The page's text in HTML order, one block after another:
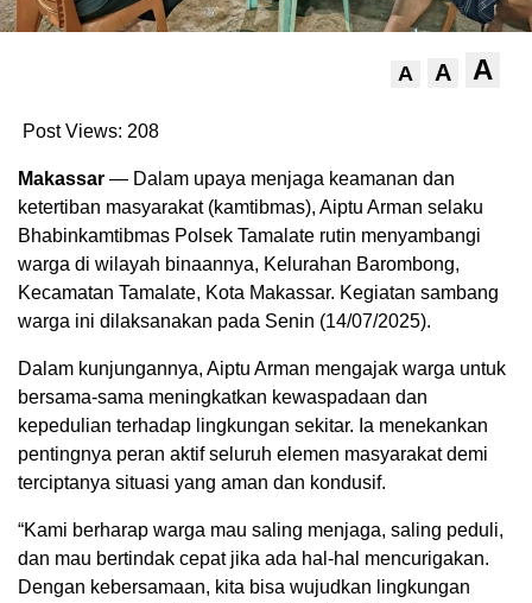
A A A
Post Views: 208
Makassar — Dalam upaya menjaga keamanan dan
ketertiban masyarakat (kamtibmas), Aiptu Arman selaku
Bhabinkamtibmas Polsek Tamalate rutin menyambangi
warga di wilayah binaannya, Kelurahan Barombong,
Kecamatan Tamalate, Kota Makassar. Kegiatan sambang
warga ini dilaksanakan pada Senin (14/07/2025).
Dalam kunjungannya, Aiptu Arman mengajak warga untuk
bersama-sama meningkatkan kewaspadaan dan
kepedulian terhadap lingkungan sekitar. Ia menekankan
pentingnya peran aktif seluruh elemen masyarakat demi
terciptanya situasi yang aman dan kondusif.
“Kami berharap warga mau saling menjaga, saling peduli,
dan mau bertindak cepat jika ada hal-hal mencurigakan.
Dengan kebersamaan, kita bisa wujudkan lingkungan